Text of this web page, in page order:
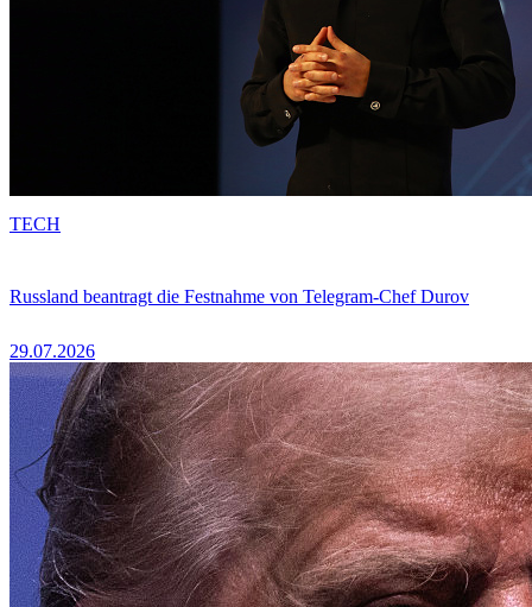
Russland beantragt die Festnahme von Telegram-Chef Durov
29.07.2026
TECH